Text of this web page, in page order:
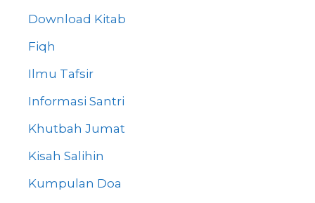
Download Kitab
Fiqh
Ilmu Tafsir
Informasi Santri
Khutbah Jumat
Kisah Salihin
Kumpulan Doa